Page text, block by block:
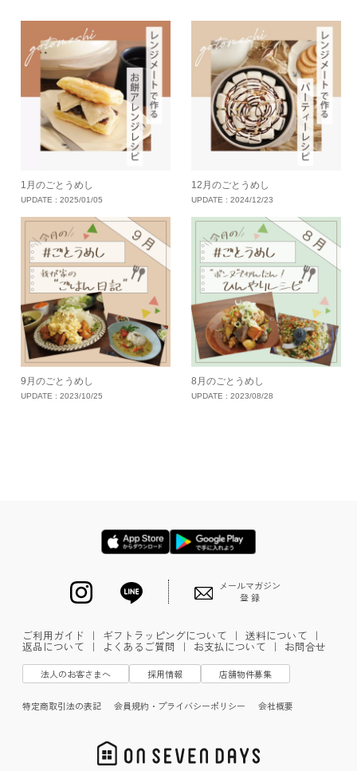
1月のごとうめし
UPDATE : 2025/01/05
12月のごとうめし
UPDATE : 2024/12/23
9月のごとうめし
UPDATE : 2023/10/25
8月のごとうめし
UPDATE : 2023/08/28
メールマガジン
登 録
ご利用ガイド ｜ ギフトラッピングについて ｜ 送料について ｜
返品について ｜ よくあるご質問 ｜ お支払について ｜ お問合せ
法人のお客さまへ 採用情報 店舗物件募集
特定商取引法の表記 会員規約・プライバシーポリシー 会社概要